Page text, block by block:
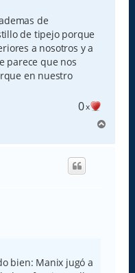
de
de tipejo porque
a nosotros y a
parece que nos
en nuestro
0x
r
bien: Manix jugó a